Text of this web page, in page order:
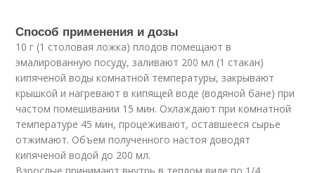
Способ применения и дозы
10 г (1 столовая ложка) плодов помещают в
эмалированную посуду, заливают 200 мл (1 стакан)
кипяченой воды комнатной температуры, закрывают
крышкой и нагревают в кипящей воде (водяной бане) при
частом помешивании 15 мин. Охлаждают при комнатной
температуре 45 мин, процеживают, оставшееся сырье
отжимают. Объем полученного настоя доводят
кипяченой водой до 200 мл.
Взрослые принимают внутрь в теплом виде по 1/4